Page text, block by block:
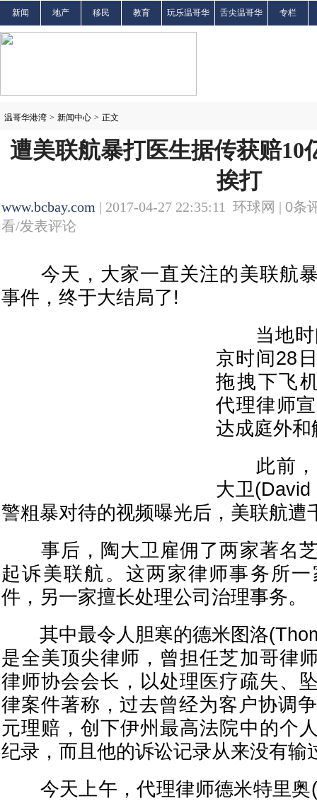
新闻 地产 移民 教育 玩乐温哥华 舌尖温哥华 专栏
温哥华港湾 > 新闻中心 > 正文
遭美联航暴打医生据传获赔10
挨打
www.bcbay.com | 2017-04-27 22:35:11 环球网 | 0条
看/发表评论
今天，大家一直关注的美联航暴
事件，终于大结局了!
当地时
京时间28
拖拽下飞
代理律师
达成庭外和
此前，
大卫
警粗暴对待的视频曝光后，美联航遭
事后，陶大卫雇佣了两家著名芝
起诉美联航。这两家律师事务所
件，另一家擅长处理公司治理事务。
其中最令人胆寒的德米图洛
是全美顶尖律师，曾担任芝加哥律
律师协会会长，以处理医疗疏失、
律案件著称，过去曾经为客户协调
元理赔，创下伊州最高法院中的个
纪录，而且他的诉讼记录从来没有输
今天上午，代理律师德米特里奥